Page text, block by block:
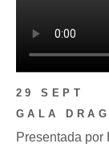
29 SEPT
GALA
Presentada por